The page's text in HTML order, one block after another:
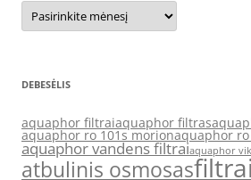
Archyvas
DEBESĖLIS
aquaphor filtraiaquaphor filtras
aquaphor ro 101s morionaquaphor ro
aquaphor vandens filtraiaquaphor
atbulinis osmosas